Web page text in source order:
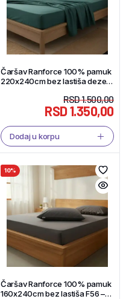
Čaršav Ranforce 100% pamuk
220x240cm bez lastiša dezen
RSD1.500,00
RSD1.350,00
Dodaj u korpu
10%
Čaršav Ranforce 100% pamuk
160x240cm bez lastiša F56 –